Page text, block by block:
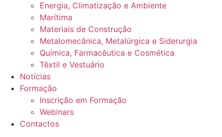
Energia, Climatização e Ambiente
Marítima
Materiais de Construção
Metalomecânica, Metalúrgica e Siderurgia
Química, Farmacêutica e Cosmética
Têxtil e Vestuário
Notícias
Formação
Inscrição em Formação
Webinars
Contactos